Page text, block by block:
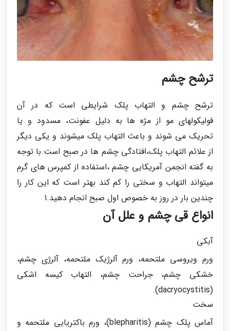
ترشح چشم
ترشح چشم و التهاب پلک شرایطی است که در آن
فولیکولهای مو از مژه ها به دلیل عفونت، مسدود و یا
تحریک می شوند و باعث التهاب پلک میشوند و یکی دیگر
از علائم التهاب پلک،افتادگی چشم ها در صبح است.با توجه
به گفته انجمن آمریکایی چشم ،استفاده از کمپرس های گرم
میتواند التهاب و سختی را کم کند بهتر است که این کار را
چندین بار در روز به خصوص اول صبح انجام دهید.1
انواع قی چشم و علل آن
آبکی
ورم ویروسی ملتحمه، ورم آلرژیک ملتحمه، آلرژی چشم،
خشکی چشم، جراحت چشم، التهاب کیسه اشکی
(dacryocystitis).
سخت
آماس پلک چشم (blepharitis)، ورم باکتریایی ملتحمه و